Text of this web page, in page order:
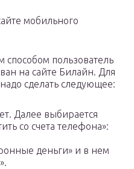
мобильного
способом пользователь
на сайте Билайн. Для
сделать следующее:
Далее выбирается
со счета телефона»:
деньги» и в нем